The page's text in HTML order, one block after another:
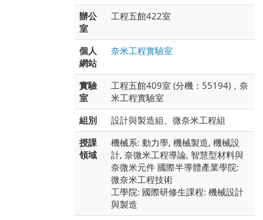
辦公
室
工程五館422室
個人
網站
奈米工程實驗室
實驗
室
工程五館409室 (分機：55194)，奈
米工程實驗室
組別
設計與製造組、微奈米工程組
授課
領域
機械系: 動力學, 機械製造, 機械設
計, 奈微米工程導論, 智慧型材料與
奈微米元件 國際半導體產業學院:
微奈米工程技術
工學院: 國際研修生課程: 機械設計
與製造